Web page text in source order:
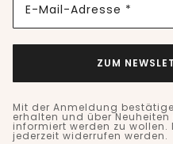
E-Mail-Adresse *
ZUM
Mit der Anmeldung
erhalten und über
informiert werden zu wollen.
jederzeit widerrufen werden.